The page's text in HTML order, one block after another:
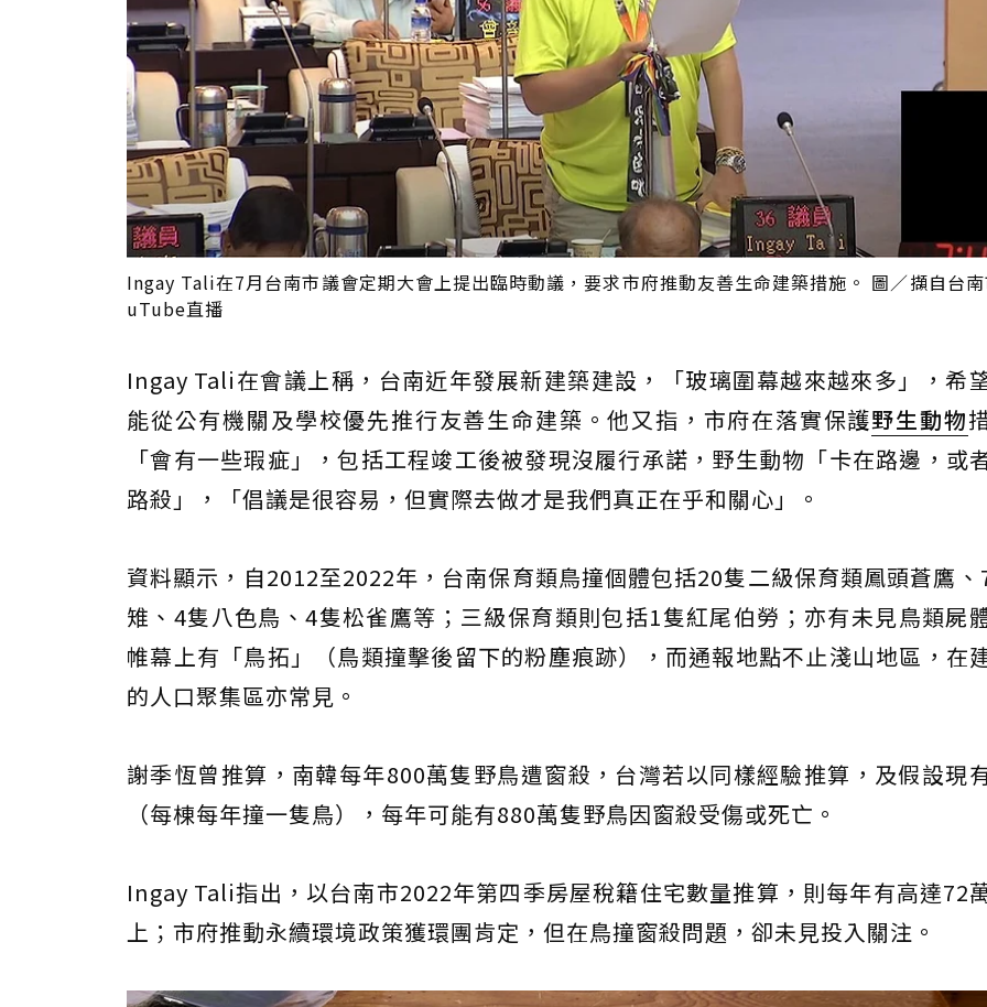
Ingay Tali在7月台南市議會定期大會上提出臨時動議，要求市府推動友善生命建築措施。 圖／擷自台
uTube直播
Ingay Tali在會議上稱，台南近年發展新建築建設，「玻璃圍幕越來越來多」，希
能從公有機關及學校優先推行友善生命建築。他又指，市府在落實保護野生動物
「會有一些瑕疵」，包括工程竣工後被發現沒履行承諾，野生動物「卡在路邊，或
路殺」，「倡議是很容易，但實際去做才是我們真正在乎和關心」。
資料顯示，自2012至2022年，台南保育類鳥撞個體包括20隻二級保育類鳳頭蒼鷹、
雉、4隻八色鳥、4隻松雀鷹等；三級保育類則包括1隻紅尾伯勞；亦有未見鳥類屍
帷幕上有「鳥拓」（鳥類撞擊後留下的粉塵痕跡），而通報地點不止淺山地區，在
的人口聚集區亦常見。
謝季恆曾推算，南韓每年800萬隻野鳥遭窗殺，台灣若以同樣經驗推算，及假設現
（每棟每年撞一隻鳥），每年可能有880萬隻野鳥因窗殺受傷或死亡。
Ingay Tali指出，以台南市2022年第四季房屋稅籍住宅數量推算，則每年有高達72
上；市府推動永續環境政策獲環團肯定，但在鳥撞窗殺問題，卻未見投入關注。